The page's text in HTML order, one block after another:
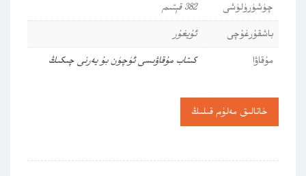
چۈشۈرۈلۈشى
382 قېتىم
باشقۇرغۇچى
ئۇيغۇر
مۇقاۋا
كىتاب مۇقاۋىسى ئۈچۈن بۇ يەرنى چىكىڭ
خاتالىق مەلۇم قىلىڭ